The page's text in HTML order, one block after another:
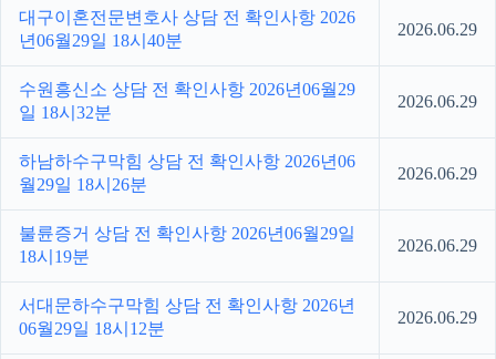
대구이혼전문변호사 상담 전 확인사항 2026
년06월29일 18시40분
2026.06.29
수원흥신소 상담 전 확인사항 2026년06월29
일 18시32분
2026.06.29
하남하수구막힘 상담 전 확인사항 2026년06
월29일 18시26분
2026.06.29
불륜증거 상담 전 확인사항 2026년06월29일
18시19분
2026.06.29
서대문하수구막힘 상담 전 확인사항 2026년
06월29일 18시12분
2026.06.29